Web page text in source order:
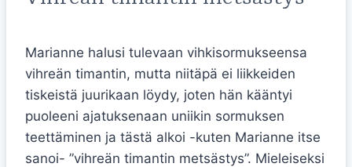
Marianne halusi tulevaan vihkisormukseensa
vihreän timantin, mutta niitäpä ei liikkeiden
tiskeistä juurikaan löydy, joten hän kääntyi
puoleeni ajatuksenaan uniikin sormuksen
teettäminen ja tästä alkoi -kuten Marianne itse
sanoi- ”vihreän timantin metsästys”. Mieleiseksi